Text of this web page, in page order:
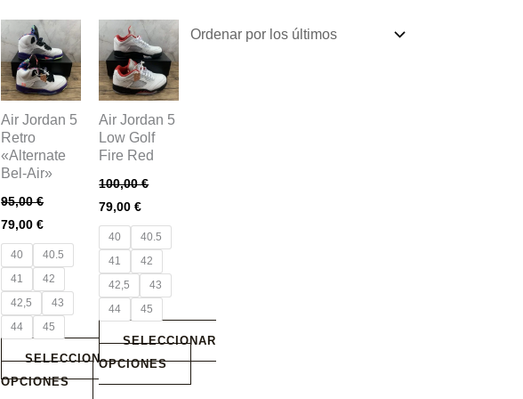
Air Jordan 5
Retro
«Alternate
Bel-Air»
95,00€
79,00€
40
40.5
41
42
42,5
43
44
45
SELECCIONAR
OPCIONES
Este
producto
tiene
múltiples
variantes.
Las
opciones
en
la
página
de
producto
Air Jordan 5
Low Golf
Fire Red
100,00€
79,00€
40
40.5
41
42
42,5
43
44
45
SELECCIONAR
OPCIONES
Este
producto
tiene
múltiples
variantes.
Las
se
pueden
elegir
en
la
página
producto